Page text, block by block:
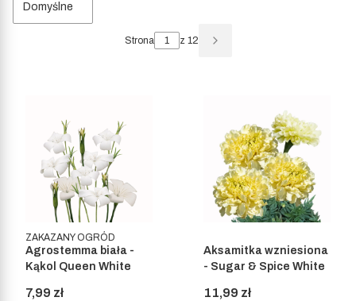
Domyślne
Strona z 12
Następne produkty
ZAKAZANY OGRÓD
Agrostemma biała -
Kąkol Queen White
Cena
7,99 zł
Aksamitka wzniesiona
- Sugar & Spice White
Cena
11,99 zł